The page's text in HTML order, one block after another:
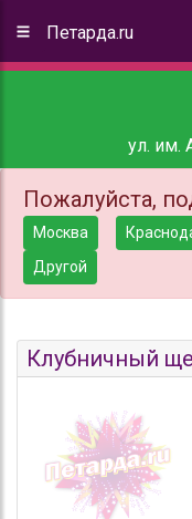
Петарда.ru
ул. им.
Пожалуйста,
Москва
Другой
Клубничный